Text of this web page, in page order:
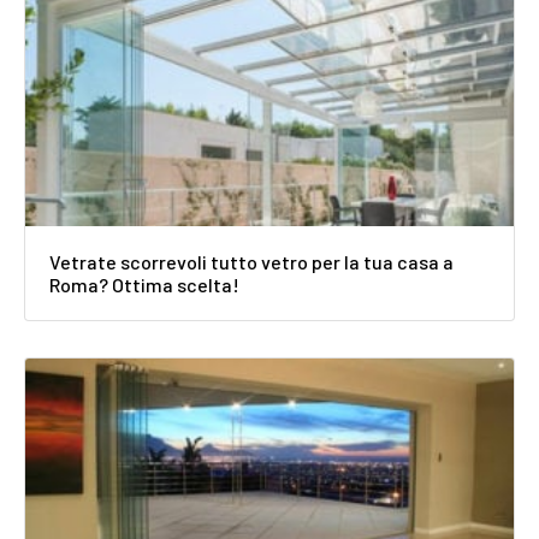
Vetrate scorrevoli tutto vetro per la tua casa a
Roma? Ottima scelta!